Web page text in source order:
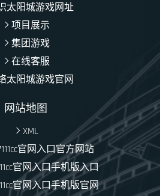
太阳城游戏网址
项目展示
集团游戏
在线客服
太阳城游戏官网
网站地图
XML
官网入口官方网站
官网入口手机版入口
官网入口手机版官网